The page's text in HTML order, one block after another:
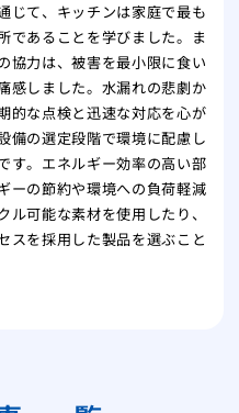
じて、キッチンは家庭で最も
であることを学びました。ま
協力は、被害を最小限に食い
感しました。水漏れの悲劇か
的な点検と迅速な対応を心が
備の選定段階で環境に配慮し
す。エネルギー効率の高い部
ーの節約や環境への負荷軽減
可能な素材を使用したり、
スを採用した製品を選ぶこと